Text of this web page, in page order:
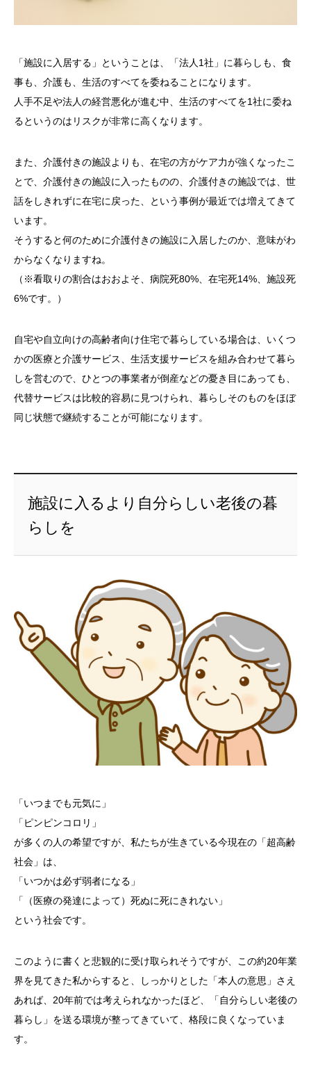
「施設に入居する」ということは、「法人1社」に暮らしも、食
事も、介護も、生活のすべてを委ねることになります。
人手不足や法人の経営悪化が進む中、生活のすべてを1社に委ね
るというのはリスクが非常に高くなります。
また、介護付きの施設よりも、在宅の方がケア力が強くなったこ
とで、介護付きの施設に入ったものの、介護付きの施設では、世
話をしきれずに在宅に戻った、という事例が最近では増えてきて
います。
そうすると何のために介護付きの施設に入居したのか、意味がわ
からなくなりますね。
（※看取りの割合はおおよそ、病院死80%、在宅死14%、施設死
6%です。）
自宅や自立向けの高齢者向け住宅で暮らしている場合は、いくつ
かの医療と介護サービス、生活支援サービスを組み合わせて暮ら
しを営むので、ひとつの事業者が倒産などの憂き目にあっても、
代替サービスは比較的容易に見つけられ、暮らしそのものをほぼ
同じ状態で継続することが可能になります。
施設に入るより自分らしい老後の暮
らしを
「いつまでも元気に」
「ピンピンコロリ」
が多くの人の希望ですが、私たちが生きている今現在の「超高齢
社会」は、
「いつかは必ず弱者になる」
「（医療の発達によって）死ぬに死にきれない」
という社会です。
このように書くと悲観的に受け取られそうですが、この約20年業
界を見てきた私からすると、しっかりとした「本人の意思」さえ
あれば、20年前では考えられなかったほど、「自分らしい老後の
暮らし」を送る環境が整ってきていて、格段に良くなっていま
す。